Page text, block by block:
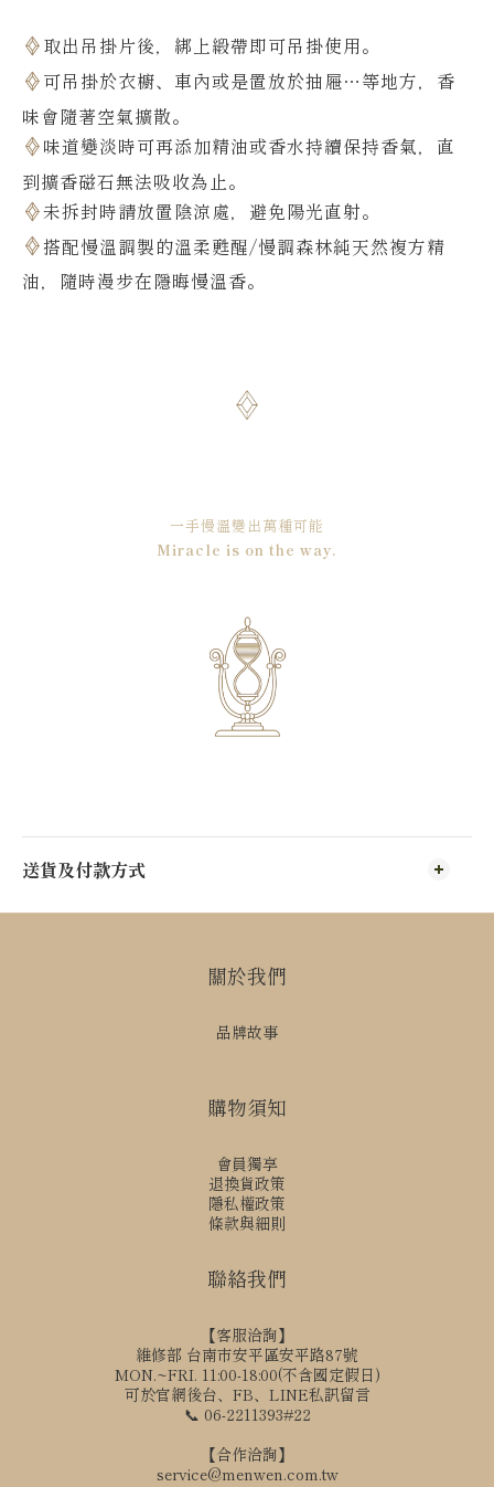
取出吊掛片後，綁上緞帶即可吊掛使用。
可吊掛於衣櫥、車內或是置放於抽屜…等地方，香
味會隨著空氣擴散。
味道變淡時可再添加精油或香水持續保持香氣，直
到擴香磁石無法吸收為止。
未拆封時請放置陰涼處，避免陽光直射。
搭配慢溫調製的溫柔甦醒/慢調森林純天然複方精
油，隨時漫步在隱晦慢溫香。
一手慢溫變出萬種可能
Miracle is on the way.
送貨及付款方式
關於我們
品牌故事
購物須知
會員獨享
退換貨政策
隱私權政策
條款與細則
聯絡我們
【客服洽詢】
維修部 台南市安平區安平路87號
MON.~FRI. 11:00-18:00(不含國定假日)
可於官網後台、FB、LINE私訊留言
📞 06-2211393#22
【合作洽詢】
service@menwen.com.tw